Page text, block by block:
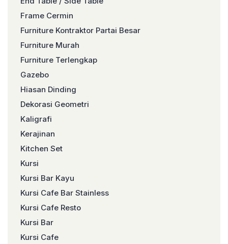
Frame Cermin
Furniture Kontraktor Partai Besar
Furniture Murah
Furniture Terlengkap
Gazebo
Hiasan Dinding
Dekorasi Geometri
Kaligrafi
Kerajinan
Kitchen Set
Kursi
Kursi Bar Kayu
Kursi Cafe Bar Stainless
Kursi Cafe Resto
Kursi Bar
Kursi Cafe